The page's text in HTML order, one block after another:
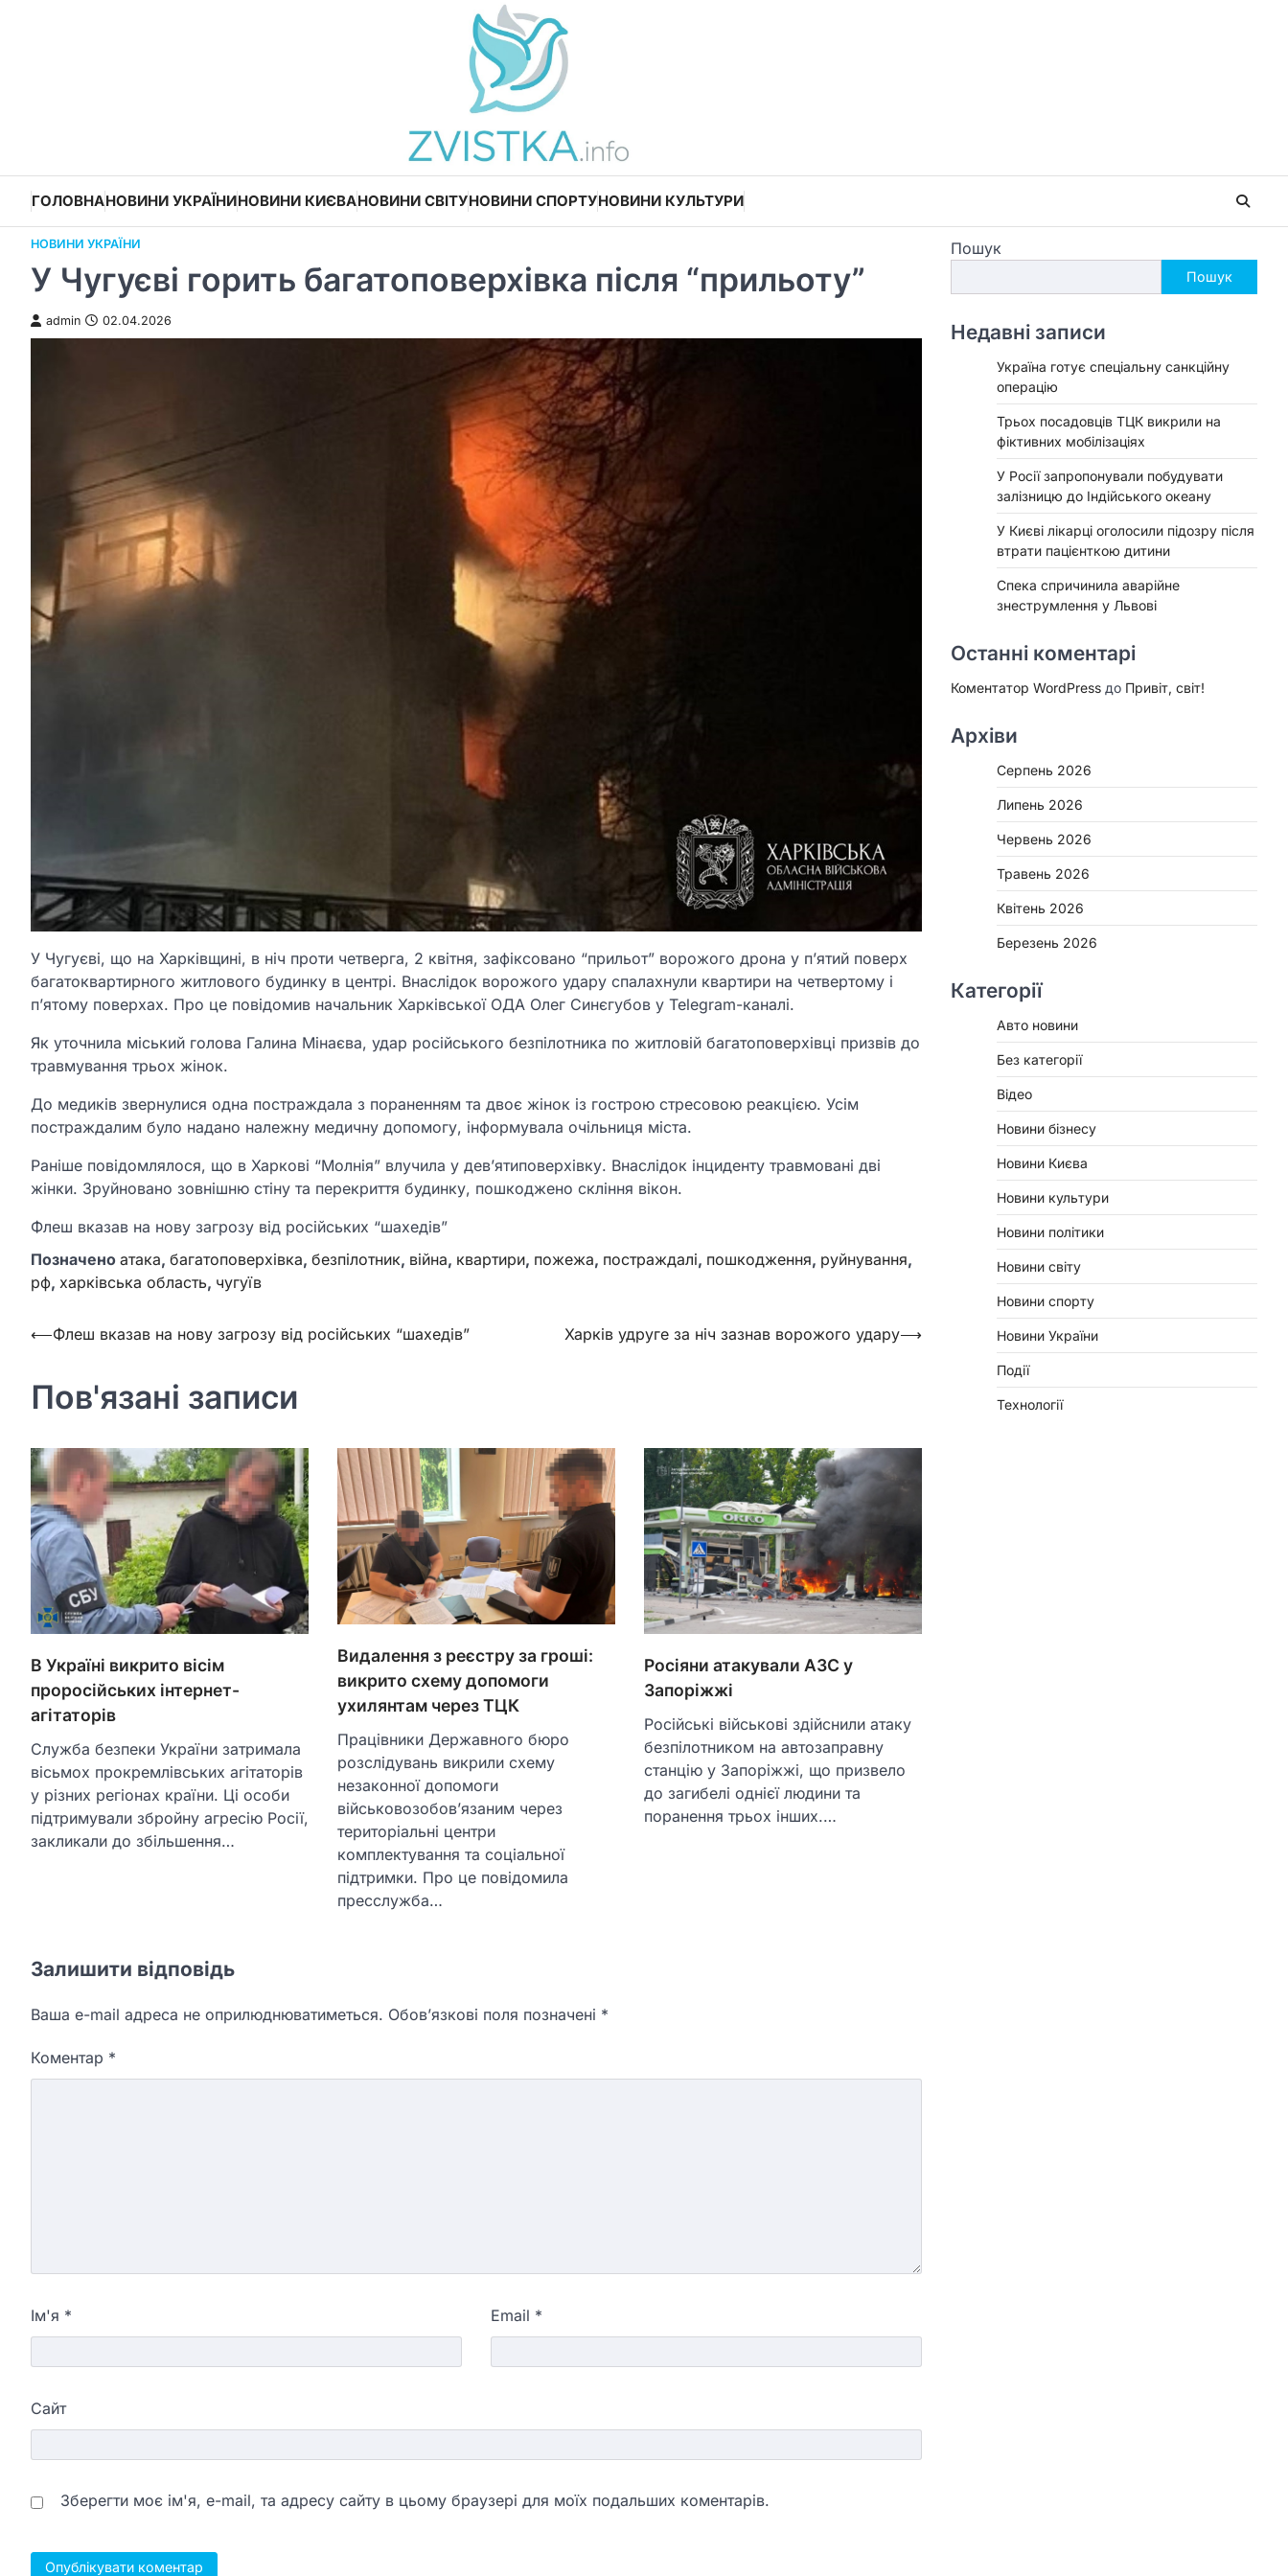
ГОЛОВНАНОВИНИ УКРАЇНИНОВИНИ КИЄВАНОВИНИ СВІТУНОВИНИ СПОРТУНОВИНИ КУЛЬТУРИ
НОВИНИ УКРАЇНИ
У Чугуєві горить багатоповерхівка після “прильоту”
admin 02.04.2026
У Чугуєві, що на Харківщині, в ніч проти четверга, 2 квітня, зафіксовано “прильот” ворожого дрона у п’ятий поверх
багатоквартирного житлового будинку в центрі. Внаслідок ворожого удару спалахнули квартири на четвертому і
п’ятому поверхах. Про це повідомив начальник Харківської ОДА Олег Синєгубов у Telegram-каналі.
Як уточнила міський голова Галина Мінаєва, удар російського безпілотника по житловій багатоповерхівці призвів до
травмування трьох жінок.
До медиків звернулися одна постраждала з пораненням та двоє жінок із гострою стресовою реакцією. Усім
постраждалим було надано належну медичну допомогу, інформувала очільниця міста.
Раніше повідомлялося, що в Харкові “Молнія” влучила у дев’ятиповерхівку. Внаслідок інциденту травмовані дві
жінки. Зруйновано зовнішню стіну та перекриття будинку, пошкоджено скління вікон.
Флеш вказав на нову загрозу від російських “шахедів”
Позначено атака, багатоповерхівка, безпілотник, війна, квартири, пожежа, постраждалі, пошкодження, руйнування,
рф, харківська область, чугуїв
Навігація
⟵Флеш вказав на нову загрозу від російських “шахедів” Харків удруге за ніч зазнав ворожого удару⟶
Пов'язані записи
В Україні викрито вісім
проросійських інтернет-
агітаторів
Служба безпеки України затримала
вісьмох прокремлівських агітаторів
у різних регіонах країни. Ці особи
підтримували збройну агресію Росії,
закликали до збільшення…
Видалення з реєстру за гроші:
викрито схему допомоги
ухилянтам через ТЦК
Працівники Державного бюро
розслідувань викрили схему
незаконної допомоги
військовозобов’язаним через
територіальні центри
комплектування та соціальної
підтримки. Про це повідомила
пресслужба…
Росіяни атакували АЗС у
Запоріжжі
Російські військові здійснили атаку
безпілотником на автозаправну
станцію у Запоріжжі, що призвело
до загибелі однієї людини та
поранення трьох інших.…
Залишити відповідь
Ваша e-mail адреса не оприлюднюватиметься. Обов’язкові поля позначені *
Коментар *
Ім'я * Email *
Сайт
Зберегти моє ім'я, e-mail, та адресу сайту в цьому браузері для моїх подальших коментарів.
Пошук
Пошук
Недавні записи
Україна готує спеціальну санкційну
операцію
Трьох посадовців ТЦК викрили на
фіктивних мобілізаціях
У Росії запропонували побудувати
залізницю до Індійського океану
У Києві лікарці оголосили підозру після
втрати пацієнткою дитини
Спека спричинила аварійне
знеструмлення у Львові
Останні коментарі
Коментатор WordPress до Привіт, світ!
Архіви
Серпень 2026
Липень 2026
Червень 2026
Травень 2026
Квітень 2026
Березень 2026
Категорії
Авто новини
Без категорії
Відео
Новини бізнесу
Новини Києва
Новини культури
Новини політики
Новини світу
Новини спорту
Новини України
Події
Технології